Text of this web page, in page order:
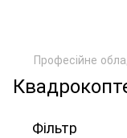
Професійне
Фільтр